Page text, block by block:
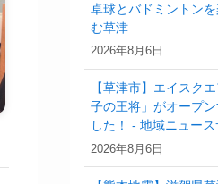
卓球とバドミントン
む草津
2026年8月6日
【草津市】エイスク
子の王将」がオープ
した！ - 地域ニュー
2026年8月6日